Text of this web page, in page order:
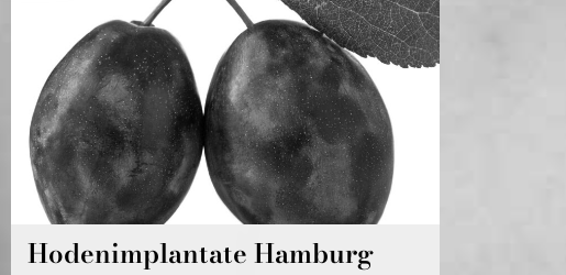
Hodenimplantate Hamburg